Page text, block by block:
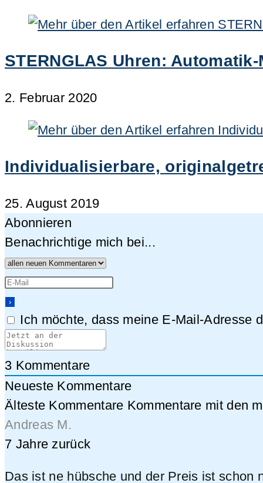
STERNGLAS Uhren:
2. Februar 2020
Individualisierbare,
25. August 2019
Abonnieren
Benachrichtige mich bei...
Ich möchte, dass meine E-Mail-Adresse
3 Kommentare
Neueste Kommentare
Älteste Kommentare Kommentare mit den
Andreas M.
7 Jahre zurück
Das ist ne hübsche und der Preis ist schon